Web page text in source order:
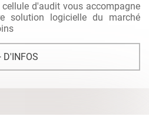
d'audit vous accompagne
solution logicielle du marché
D'INFOS